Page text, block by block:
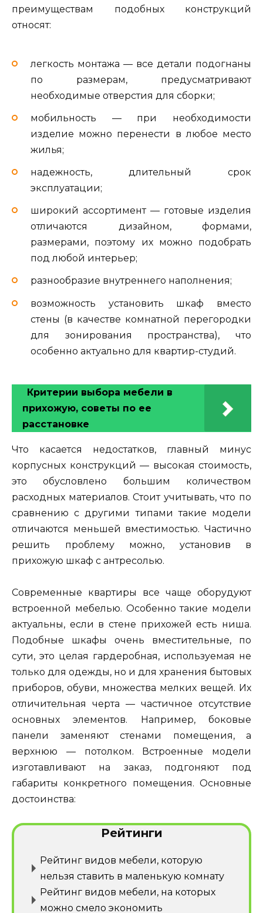
преимуществам подобных конструкций
относят:
легкость монтажа — все детали подогнаны
по размерам, предусматривают
необходимые отверстия для сборки;
мобильность — при необходимости
изделие можно перенести в любое место
жилья;
надежность, длительный срок
эксплуатации;
широкий ассортимент — готовые изделия
отличаются дизайном, формами,
размерами, поэтому их можно подобрать
под любой интерьер;
разнообразие внутреннего наполнения;
возможность установить шкаф вместо
стены (в качестве комнатной перегородки
для зонирования пространства), что
особенно актуально для квартир-студий.
Критерии выбора мебели в
прихожую, советы по ее
расстановке
Что касается недостатков, главный минус
корпусных конструкций — высокая стоимость,
это обусловлено большим количеством
расходных материалов. Стоит учитывать, что по
сравнению с другими типами такие модели
отличаются меньшей вместимостью. Частично
решить проблему можно, установив в
прихожую шкаф с антресолью.
Современные квартиры все чаще оборудуют
встроенной мебелью. Особенно такие модели
актуальны, если в стене прихожей есть ниша.
Подобные шкафы очень вместительные, по
сути, это целая гардеробная, используемая не
только для одежды, но и для хранения бытовых
приборов, обуви, множества мелких вещей. Их
отличительная черта — частичное отсутствие
основных элементов. Например, боковые
панели заменяют стенами помещения, а
верхнюю — потолком. Встроенные модели
изготавливают на заказ, подгоняют под
габариты конкретного помещения. Основные
достоинства:
Рейтинги
Рейтинг видов мебели, которую
нельзя ставить в маленькую комнату
Рейтинг видов мебели, на которых
можно смело экономить